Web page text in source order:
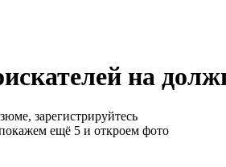
на
зарегистрируйтесь
ещё 5 и откроем фото